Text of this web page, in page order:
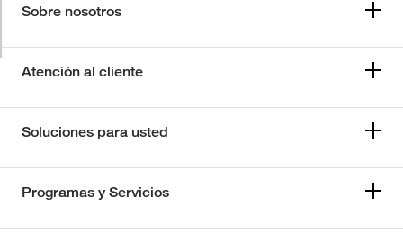
Sobre nosotros
Atención al cliente
Soluciones para usted
Programas y Servicios